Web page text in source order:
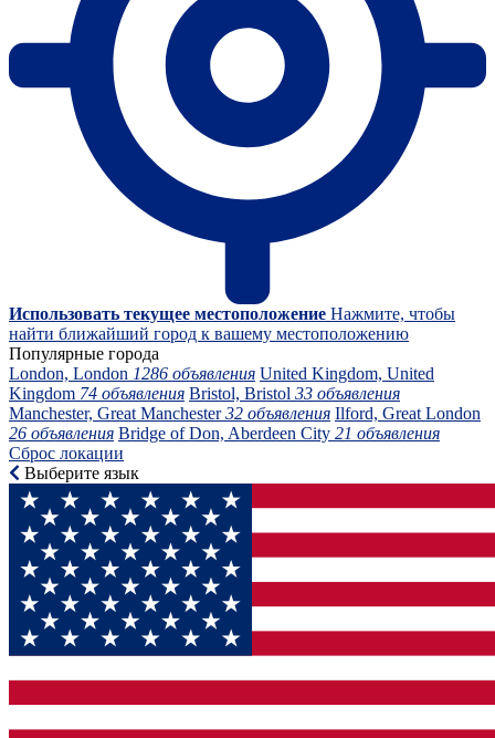
Использовать текущее местоположение Нажмите, чтобы
найти ближайший город к вашему местоположению
Популярные города
London, London 1286 объявления United Kingdom, United
Kingdom 74 объявления Bristol, Bristol 33 объявления
Manchester, Great Manchester32 объявления Ilford, Great London
26 объявления Bridge of Don, Aberdeen City 21 объявления
Сброс локации
Выберите язык